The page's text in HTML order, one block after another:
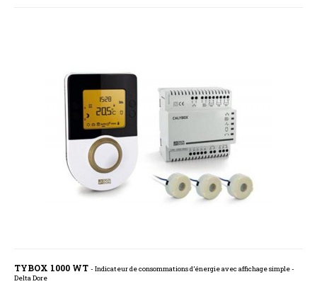
TYBOX 1000 WT - Indicateur de consommations d’énergie avec affichage simple -
Delta Dore